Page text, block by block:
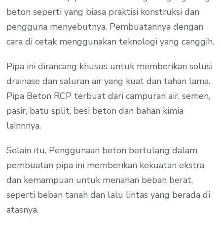
beton seperti yang biasa praktisi konstruksi dan
pengguna menyebutnya. Pembuatannya dengan
cara di cetak menggunakan teknologi yang canggih.
Pipa ini dirancang khusus untuk memberikan solusi
drainase dan saluran air yang kuat dan tahan lama.
Pipa Beton RCP terbuat dari campuran air, semen,
pasir, batu split, besi beton dan bahan kimia
lainnnya.
Selain itu, Penggunaan beton bertulang dalam
pembuatan pipa ini memberikan kekuatan ekstra
dan kemampuan untuk menahan beban berat,
seperti beban tanah dan lalu lintas yang berada di
atasnya.